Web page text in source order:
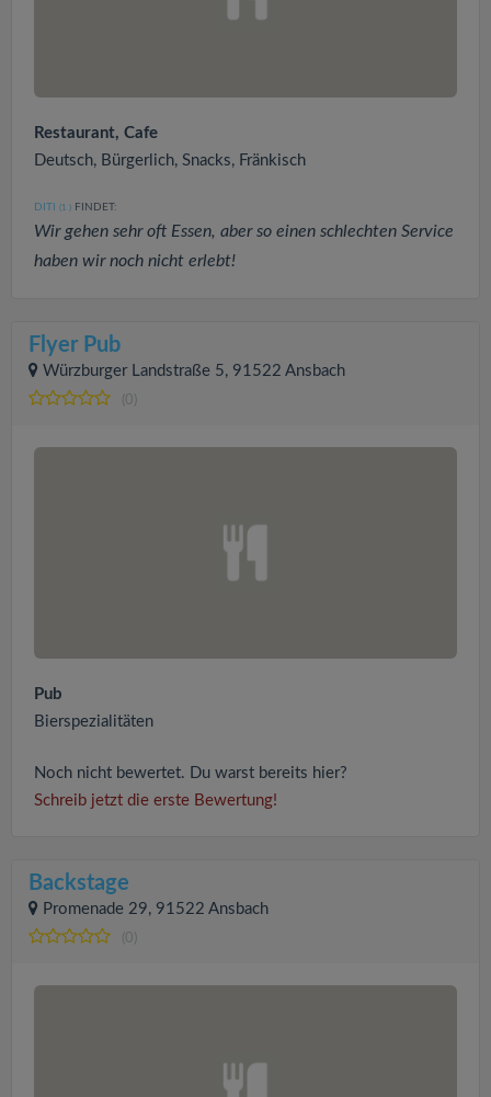
Restaurant, Cafe
Deutsch, Bürgerlich, Snacks, Fränkisch
DITI (1 ) FINDET:
Wir gehen sehr oft Essen, aber so einen schlechten Service
haben wir noch nicht erlebt!
Flyer Pub
Würzburger Landstraße 5, 91522 Ansbach
(0)
Pub
Bierspezialitäten
Noch nicht bewertet. Du warst bereits hier?
Schreib jetzt die erste Bewertung!
Backstage
Promenade 29, 91522 Ansbach
(0)